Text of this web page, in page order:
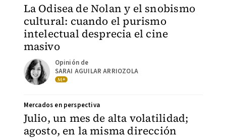
La Odisea de Nolan y el snobismo
cultural: cuando el purismo
intelectual desprecia el cine
masivo
SARAI AGUILAR ARRIOZOLA
Julio, un mes de alta volatilidad;
agosto, en la misma dirección
Mercados en perspectiva